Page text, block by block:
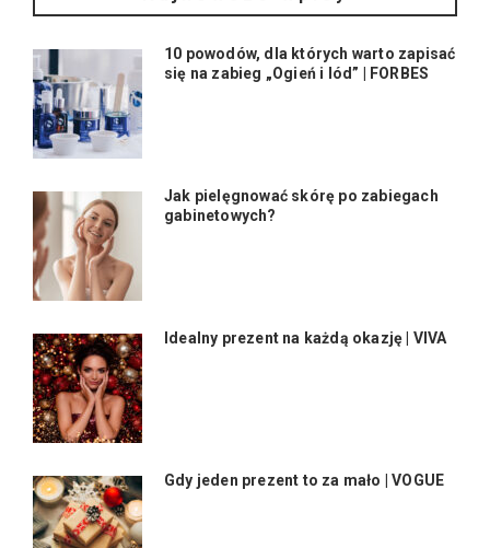
10 powodów, dla których warto zapisać
się na zabieg „Ogień i lód” | FORBES
Jak pielęgnować skórę po zabiegach
gabinetowych?
Idealny prezent na każdą okazję | VIVA
Gdy jeden prezent to za mało | VOGUE